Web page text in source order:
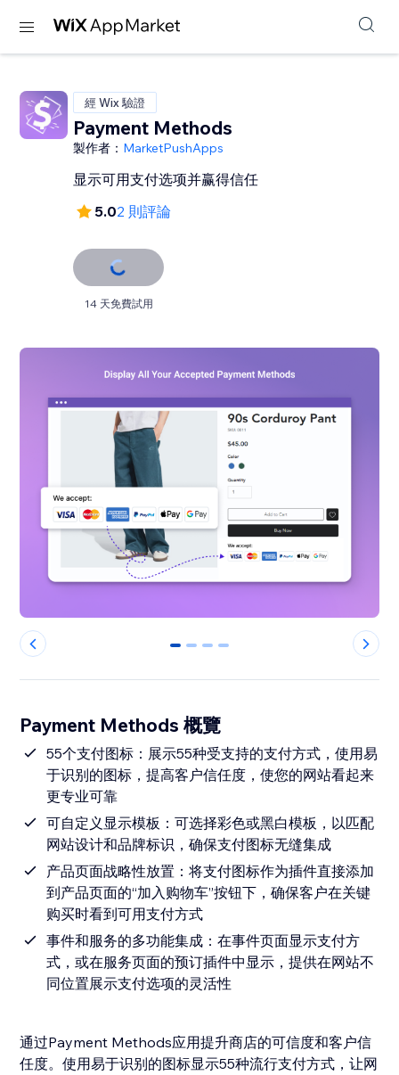
經 Wix 驗證
Payment Methods
製作者： MarketPushApps
显示可用支付选项并赢得信任
5.02 則評論
14 天免費試用
0 1 2 3
Payment Methods 概覽
55个支付图标：展示55种受支持的支付方式，使用易
于识别的图标，提高客户信任度，使您的网站看起来
更专业可靠
可自定义显示模板：可选择彩色或黑白模板，以匹配
网站设计和品牌标识，确保支付图标无缝集成
产品页面战略性放置：将支付图标作为插件直接添加
到产品页面的“加入购物车”按钮下，确保客户在关键
购买时看到可用支付方式
事件和服务的多功能集成：在事件页面显示支付方
式，或在服务页面的预订插件中显示，提供在网站不
同位置展示支付选项的灵活性
通过Payment Methods应用提升商店的可信度和客户信
任度。使用易于识别的图标显示55种流行支付方式，让网